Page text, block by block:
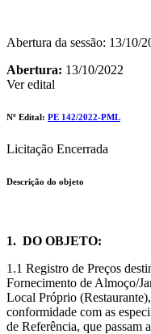
Abertura da sessão: 13/10/
Abertura: 13/10/2022
Ver edital
Nº Edital: PE 142/2022-PML
Licitação Encerrada
Descrição do objeto
1. DO OBJETO:
1.1 Registro de Preços
Fornecimento de Almoço/
Local Próprio
conformidade com as
de Referência, que passam